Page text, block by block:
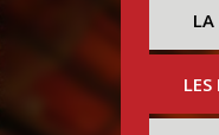
LA
LES